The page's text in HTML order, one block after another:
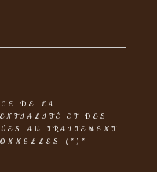
DE LA
ET DES
AU TRAITEMENT
(*)*